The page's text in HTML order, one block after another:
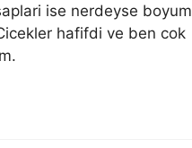
ise nerdeyse boyum
hafifdi ve ben cok